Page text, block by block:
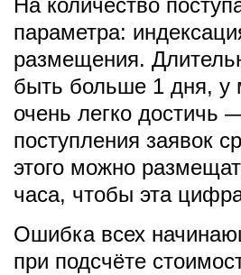
На количество
параметра:
размещения.
быть больше 1 дня, у
очень легко
поступления заявок
этого можно
часа, чтобы эта
Ошибка всех
при подсчёте